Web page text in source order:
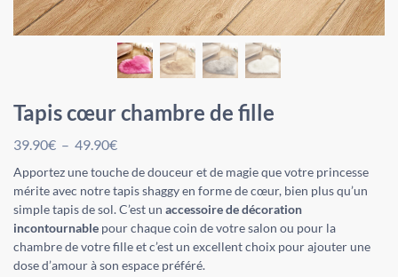
Tapis cœur chambre de fille
39.90€ – 49.90€
Apportez une touche de douceur et de magie que votre princesse
mérite avec notre tapis shaggy en forme de cœur, bien plus qu’un
simple tapis de sol. C’est un accessoire de décoration
incontournable pour chaque coin de votre salon ou pour la
chambre de votre fille et c’est un excellent choix pour ajouter une
dose d’amour à son espace préféré.